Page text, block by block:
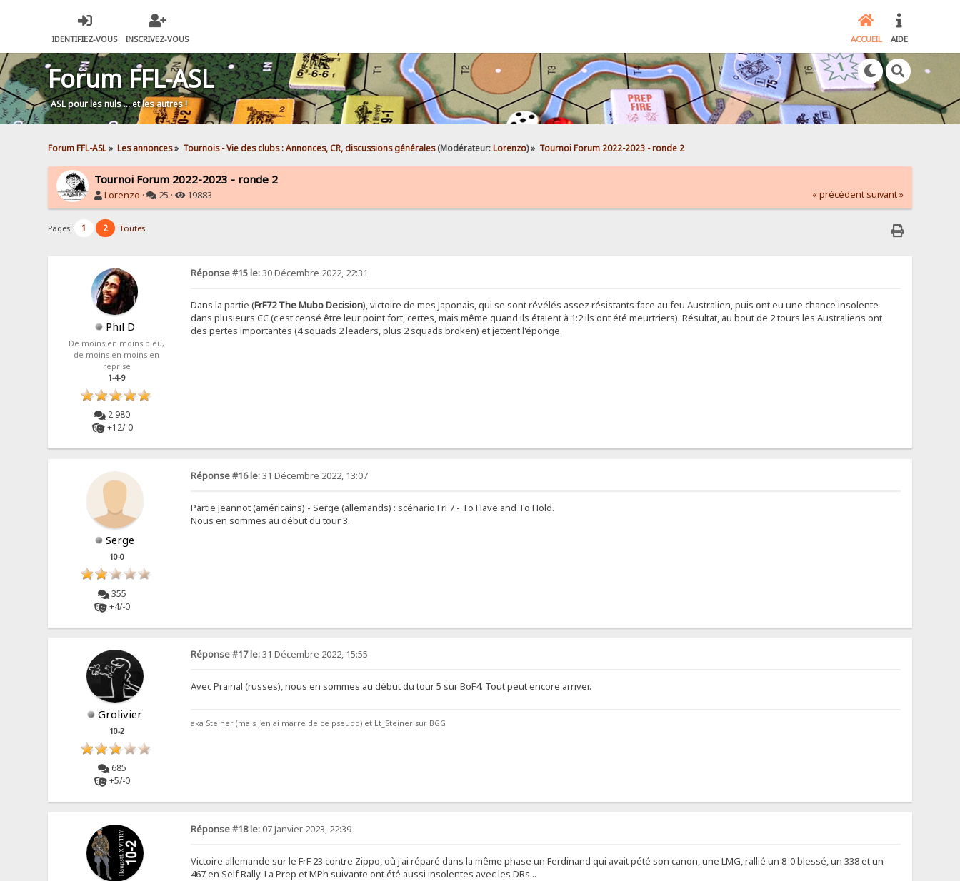
IDENTIFIEZ-VOUS INSCRIVEZ-VOUS ACCUEIL AIDE
Forum FFL-ASL
ASL pour les nuls … et les autres !
Forum FFL-ASL» Les annonces» Tournois - Vie des clubs : Annonces, CR, discussions générales(Modérateur:Lorenzo) » Tournoi Forum 2022-2023 - ronde 2
Tournoi Forum 2022-2023 - ronde 2
Lorenzo · 25 · 19883 « précédent suivant »
Pages: 1 2 Toutes
Phil D
De moins en moins bleu,
de moins en moins en
reprise
1-4-9
2 980
+12/-0
Réponse #15 le:30 Décembre 2022, 22:31
Dans la partie (FrF72 The Mubo Decision), victoire de mes Japonais, qui se sont révélés assez résistants face au feu Australien, puis ont eu une chance insolente
dans plusieurs CC (c'est censé être leur point fort, certes, mais même quand ils étaient à 1:2 ils ont été meurtriers). Résultat, au bout de 2 tours les Australiens ont
des pertes importantes (4 squads 2 leaders, plus 2 squads broken) et jettent l'éponge.
Serge
10-0
355
+4/-0
Réponse #16 le:31 Décembre 2022, 13:07
Partie Jeannot (américains) - Serge (allemands) : scénario FrF7 - To Have and To Hold.
Nous en sommes au début du tour 3.
Grolivier
10-2
685
+5/-0
Réponse #17 le:31 Décembre 2022, 15:55
Avec Prairial (russes), nous en sommes au début du tour 5 sur BoF4. Tout peut encore arriver.
aka Steiner (mais j'en ai marre de ce pseudo) et Lt_Steiner sur BGG
Réponse #18 le:07 Janvier 2023, 22:39
Victoire allemande sur le FrF 23 contre Zippo, où j'ai réparé dans la même phase un Ferdinand qui avait pété son canon, une LMG, rallié un 8-0 blessé, un 338 et un
467 en Self Rally. La Prep et MPh suivante ont été aussi insolentes avec les DRs...